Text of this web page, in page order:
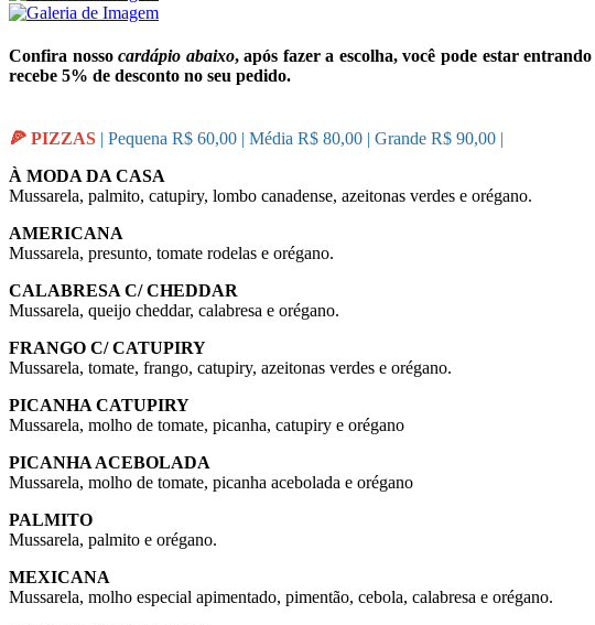
Confira nossocardápio abaixo, após fazer a escolha, você pode estar
recebe 5% de desconto no seu pedido.
🍕 PIZZAS | Pequena R$ 60,00 | Média R$ 80,00 | Grande R$ 90,00 |
À MODA DA CASA
Mussarela, palmito, catupiry, lombo canadense, azeitonas verdes e orégano.
AMERICANA
Mussarela, presunto, tomate rodelas e orégano.
CALABRESA C/ CHEDDAR
Mussarela, queijo cheddar, calabresa e orégano.
FRANGO C/ CATUPIRY
Mussarela, tomate, frango, catupiry, azeitonas verdes e orégano.
PICANHA CATUPIRY
Mussarela, molho de tomate, picanha, catupiry e orégano
PICANHA ACEBOLADA
Mussarela, molho de tomate, picanha acebolada e orégano
PALMITO
Mussarela, palmito e orégano.
MEXICANA
Mussarela, molho especial apimentado, pimentão, cebola, calabresa e orégano.